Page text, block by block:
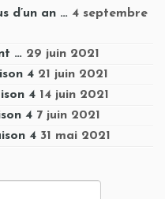
d’un an … 4 septembre
… 29 juin 2021
4 21 juin 2021
4 14 juin 2021
4 7 juin 2021
4 31 mai 2021